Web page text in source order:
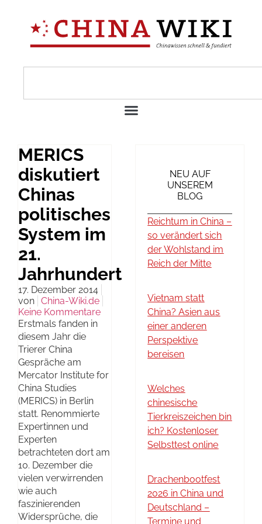
MERICS
diskutiert
Chinas
politisches
System im
21.
Jahrhundert
17. Dezember 2014
von China-Wiki.de
Keine Kommentare
Erstmals fanden in
diesem Jahr die
Trierer China
Gespräche am
Mercator Institute for
China Studies
(MERICS) in Berlin
statt. Renommierte
Expertinnen und
Experten
betrachteten dort am
10. Dezember die
vielen verwirrenden
wie auch
faszinierenden
Widersprüche, die
NEU AUF
UNSEREM
BLOG
Reichtum in China –
so verändert sich
der Wohlstand im
Reich der Mitte
Vietnam statt
China? Asien aus
einer anderen
Perspektive
bereisen
Welches
chinesische
Tierkreiszeichen bin
ich? Kostenloser
Selbsttest online
Drachenbootfest
2026 in China und
Deutschland –
Termine und